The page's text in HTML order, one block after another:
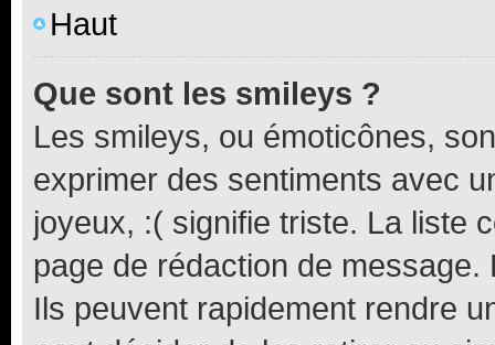
Haut
Que sont les smileys ?
Les smileys, ou émoticônes,
exprimer des sentiments avec
joyeux, :( signifie triste. La liste
page de rédaction de
Ils peuvent rapidement rendre